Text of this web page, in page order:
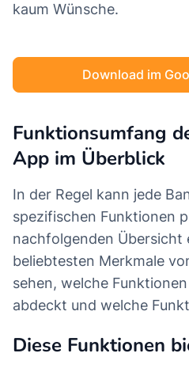
kaum Wünsche.
Download im
Funktionsumfang
App im Überblick
In der Regel kann jede
spezifischen Funktionen
nachfolgenden Übersicht
beliebtesten Merkmale
sehen, welche
abdeckt und welche
Diese Funktionen